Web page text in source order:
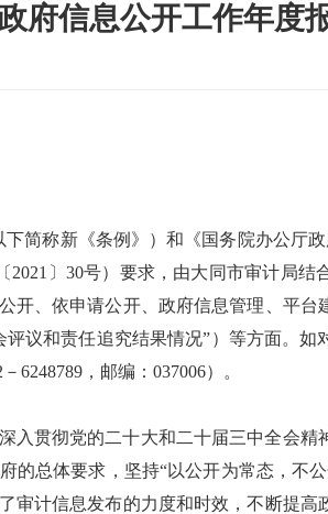
府信息公开工作年度
简称新《条例》）和《国务院办公厅
〕30号）要求，由大同市审计局结
开、依申请公开、政府信息管理、平
议和责任追究结果情况”）等方面。
，邮编：037006）。
入贯彻党的二十大和二十届三中全会
总体要求，坚持“以公开为常态，不
计信息发布的力度和时效，不断提